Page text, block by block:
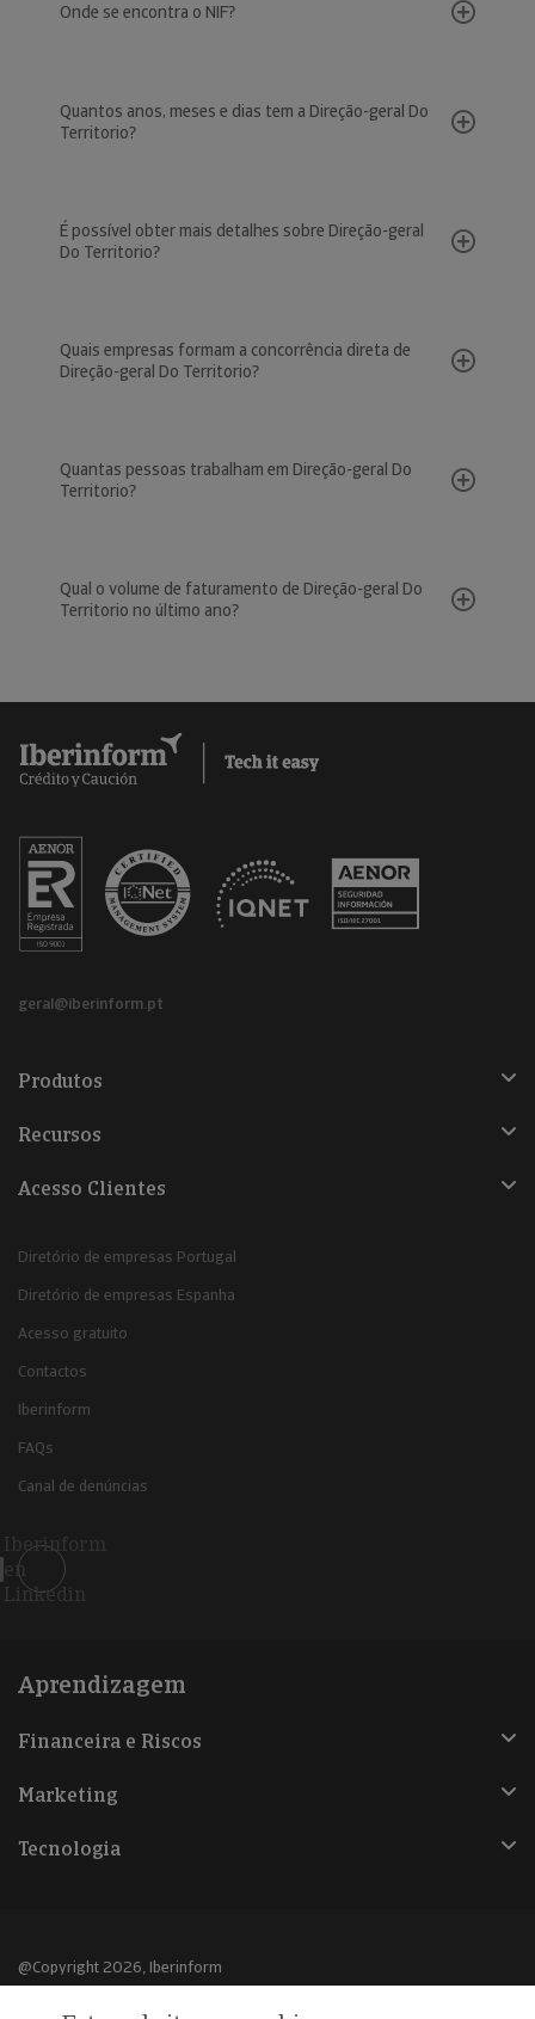
Onde se encontra o NIF?
Quantos anos, meses e dias tem a Direção-geral Do
Territorio?
É possível obter mais detalhes sobre Direção-geral
Do Territorio?
Quais empresas formam a concorrência direta de
Direção-geral Do Territorio?
Quantas pessoas trabalham em Direção-geral Do
Territorio?
Qual o volume de faturamento de Direção-geral Do
Territorio no último ano?
geral@iberinform.pt
Produtos
Recursos
Acesso Clientes
Diretório de empresas Portugal
Diretório de empresas Espanha
Acesso gratuito
Contactos
Iberinform
FAQs
Canal de denúncias
Iberinform
en
Linkedin
Aprendizagem
Financeira e Riscos
Marketing
Tecnologia
@Copyright 2026, Iberinform